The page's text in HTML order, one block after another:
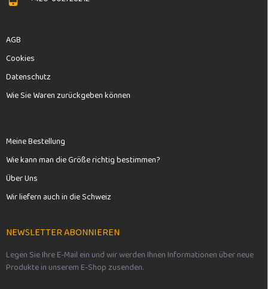
AGB
Cookies
Datenschutz
Wie Sie Waren zurückgeben können
Meine Bestellung
Wie kann man die Größe richtig bestimmen?
Über Uns
Wir liefern auch in die Schweiz
NEWSLETTER ABONNIEREN
Legen Sie Ihre E-Mail ein und wir werden Ihnen Informationen über neue
Produkte in unserem E-Shop zusenden.